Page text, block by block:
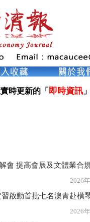
時更新的「 即時資訊
會 提高會展及文體業合
8月4
啟動首批七名澳青赴橫
8月3